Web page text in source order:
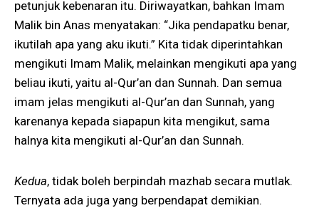
petunjuk kebenaran itu. Diriwayatkan, bahkan Imam
Malik bin Anas menyatakan: “Jika pendapatku benar,
ikutilah apa yang aku ikuti.” Kita tidak diperintahkan
mengikuti Imam Malik, melainkan mengikuti apa yang
beliau ikuti, yaitu al-Qur’an dan Sunnah. Dan semua
imam jelas mengikuti al-Qur’an dan Sunnah, yang
karenanya kepada siapapun kita mengikut, sama
halnya kita mengikuti al-Qur’an dan Sunnah.
Kedua, tidak boleh berpindah mazhab secara mutlak.
Ternyata ada juga yang berpendapat demikian.